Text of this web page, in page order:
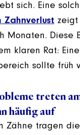
sich. Eine
Zahnverlust zeigt
Monaten. Diese
klaren Rat:
sollte früh
treten
häufig auf
Zähne tragen